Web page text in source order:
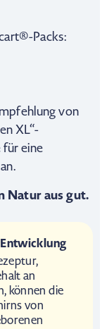
Packs:
von
XL“-
für eine
Natur aus gut.
an
können die
von